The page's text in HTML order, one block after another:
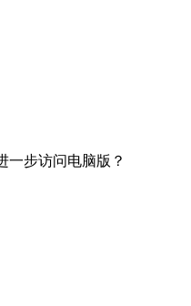
一步访问电脑版？